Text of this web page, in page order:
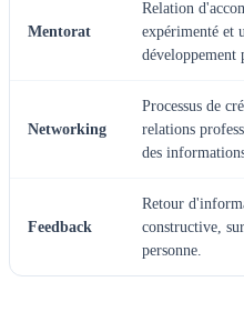
Mentorat
Relation
expérimenté et
développement
Networking
Processus de
relations
des
Feedback
Retour
constructive,
personne.